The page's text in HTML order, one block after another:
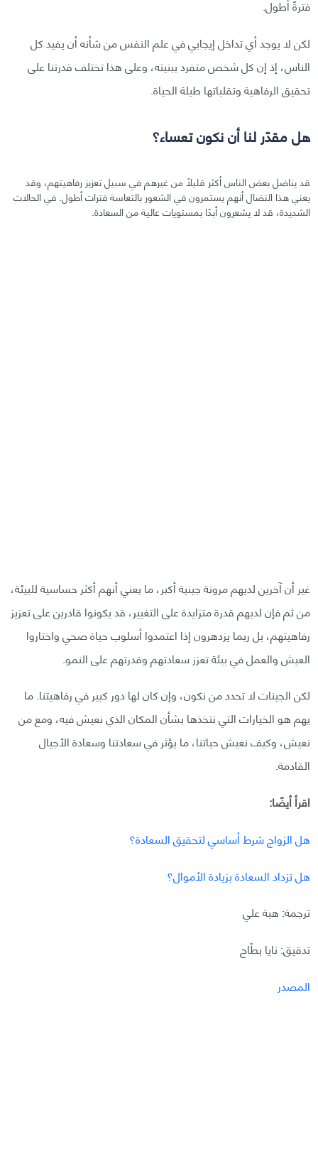
فترةً أطول.
لكن لا يوجد أي تداخل إيجابي في علم النفس من شأنه أن يفيد كل
الناس، إذ إن كل شخص متفرد ببنيته، وعلى هذا تختلف قدرتنا على
تحقيق الرفاهية وتقلباتها طيلة الحياة.
هل مقدّر لنا أن نكون تعساء؟
قد يناضل بعض الناس أكثر قليلًا من غيرهم في سبيل تعزيز رفاهيتهم، وقد
يعني هذا النضال أنهم يستمرون في الشعور بالتعاسة فترات أطول. في الحالات
الشديدة، قد لا يشعرون أبدًا بمستويات عالية من السعادة.
غير أن آخرين لديهم مرونة جينية أكبر، ما يعني أنهم أكثر حساسية للبيئة،
من ثم فإن لديهم قدرة متزايدة على التغيير، قد يكونوا قادرين على تعزيز
رفاهيتهم، بل ربما يزدهرون إذا اعتمدوا أسلوب حياة صحي واختاروا
العيش والعمل في بيئة تعزز سعادتهم وقدرتهم على النمو.
لكن الجينات لا تحدد من نكون، وإن كان لها دور كبير في رفاهيتنا. ما
يهم هو الخيارات التي نتخذها بشأن المكان الذي نعيش فيه، ومع من
نعيش، وكيف نعيش حياتنا، ما يؤثر في سعادتنا وسعادة الأجيال
القادمة.
اقرأ أيضًا:
هل الزواج شرط أساسي لتحقيق السعادة؟
هل تزداد السعادة بزيادة الأموال؟
ترجمة: هبة علي
تدقيق: نايا بطّاح
المصدر